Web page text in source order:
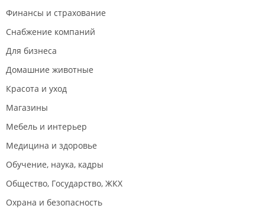
Финансы и страхование
Снабжение компаний
Для бизнеса
Домашние животные
Красота и уход
Магазины
Мебель и интерьер
Медицина и здоровье
Обучение, наука, кадры
Общество, Государство, ЖКХ
Охрана и безопасность